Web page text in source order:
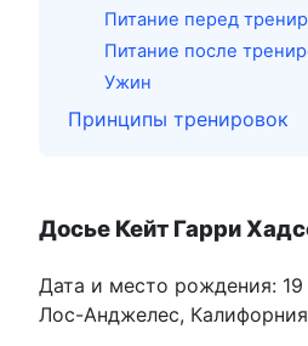
Питание перед
Питание после
Ужин
Принципы тренировок
Досье Кейт Гарри
Дата и место рождения: 19
Лос-Анджелес,